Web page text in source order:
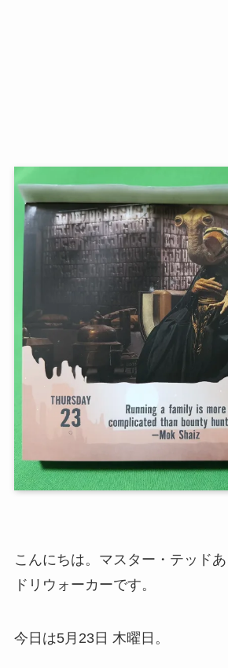
こんにちは。マスター・テッド
ドリウォーカーです。
今日は5月23日 木曜日。